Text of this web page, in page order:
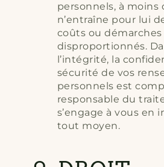
personnels, à moins
n’entraîne pour lui
coûts ou démarches
disproportionnés.
l’intégrité, la
sécurité de vos
personnels est
responsable du
s’engage à vous en
tout moyen.